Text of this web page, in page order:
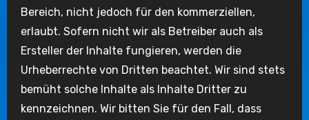
Bereich, nicht jedoch für den kommerziellen,
erlaubt. Sofern nicht wir als Betreiber auch als
Ersteller der Inhalte fungieren, werden die
Urheberrechte von Dritten beachtet. Wir sind stets
bemüht solche Inhalte als Inhalte Dritter zu
kennzeichnen. Wir bitten Sie für den Fall, dass